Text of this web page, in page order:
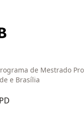
de Mestrado
e Brasília